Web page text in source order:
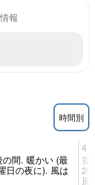
報
時間別
間. 暖かい (最
日の夜に). 風は
4 -
並
風.